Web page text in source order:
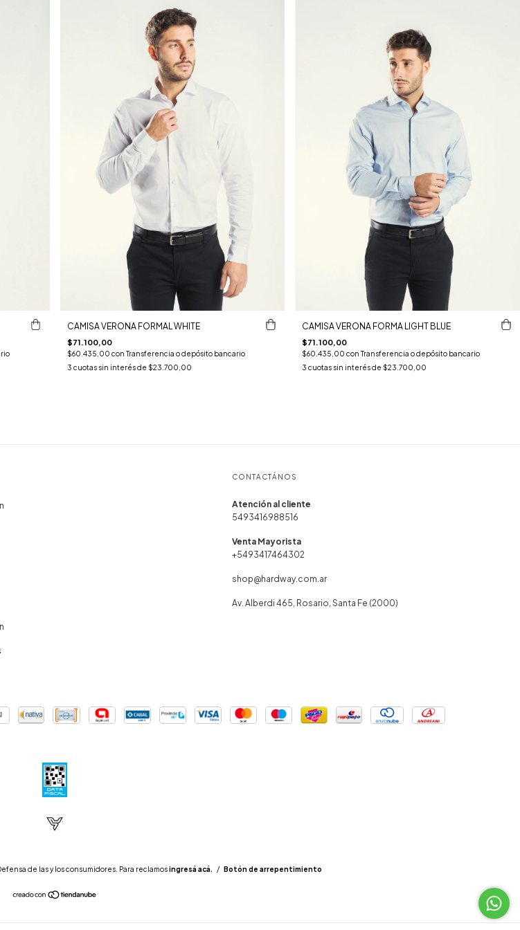
CAMISA VERONA FORMAL WHITE
$71.100,00
$60.435,00 con Transferencia o depósito bancario
3 cuotas sin interés de $23.700,00
CAMISA VERONA FORMA LIGHT BLUE
$71.100,00
$60.435,00con Transferencia o depósito bancario
3 cuotas sin interés de $23.700,00
CONTACTÁNOS
5493416988516
+5493417464302
shop@hardway.com.ar
Av. Alberdi 465, Rosario, Santa Fe (2000)
de las y los consumidores. Para reclamosingresá acá. / Botón de arrepentimiento